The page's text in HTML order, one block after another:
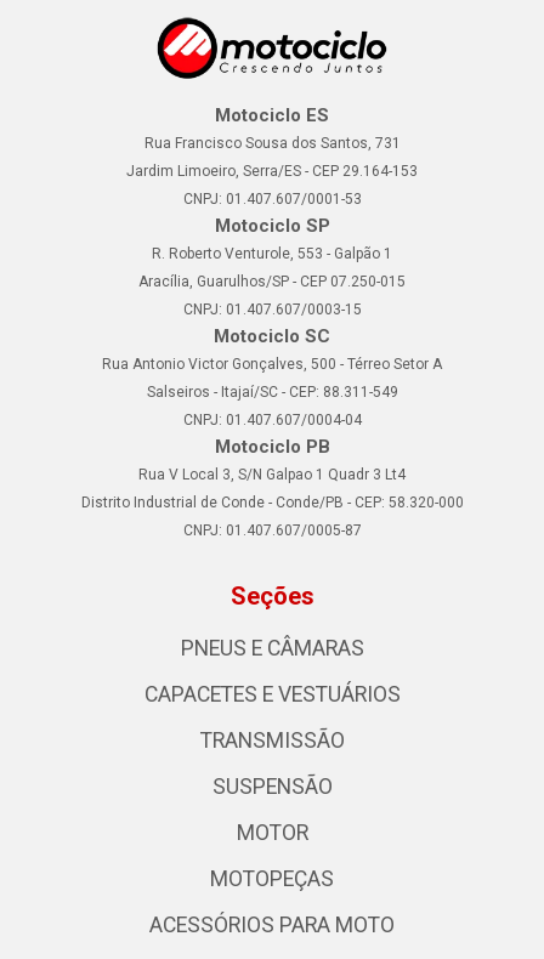
Motociclo ES
Rua Francisco Sousa dos Santos, 731
Jardim Limoeiro, Serra/ES - CEP 29.164-153
CNPJ: 01.407.607/0001-53
Motociclo SP
R. Roberto Venturole, 553 - Galpão 1
Aracília, Guarulhos/SP - CEP 07.250-015
CNPJ: 01.407.607/0003-15
Motociclo SC
Rua Antonio Victor Gonçalves, 500 - Térreo Setor A
Salseiros - Itajaí/SC - CEP: 88.311-549
CNPJ: 01.407.607/0004-04
Motociclo PB
Rua V Local 3, S/N Galpao 1 Quadr 3 Lt4
Distrito Industrial de Conde - Conde/PB - CEP: 58.320-000
CNPJ: 01.407.607/0005-87
Seções
PNEUS E CÂMARAS
CAPACETES E VESTUÁRIOS
TRANSMISSÃO
SUSPENSÃO
MOTOR
MOTOPEÇAS
ACESSÓRIOS PARA MOTO